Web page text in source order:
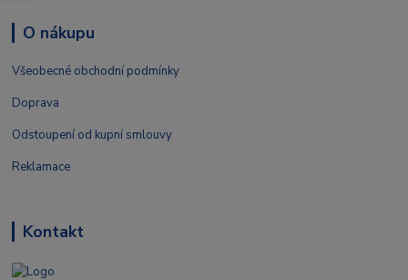
O nákupu
Všeobecné obchodní podmínky
Doprava
Odstoupení od kupní smlouvy
Reklamace
Kontakt